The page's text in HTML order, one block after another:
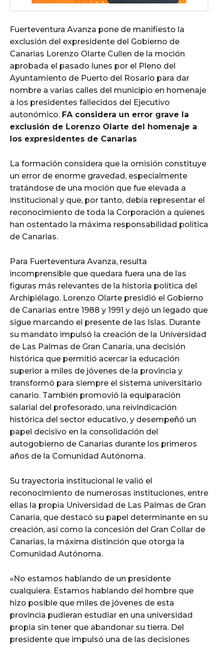
Fuerteventura Avanza pone de manifiesto la
exclusión del expresidente del Gobierno de
Canarias Lorenzo Olarte Cullen de la moción
aprobada el pasado lunes por el Pleno del
Ayuntamiento de Puerto del Rosario para dar
nombre a varias calles del municipio en homenaje
a los presidentes fallecidos del Ejecutivo
autonómico. FA considera un error grave la
exclusión de Lorenzo Olarte del homenaje a
los expresidentes de Canarias
La formación considera que la omisión constituye
un error de enorme gravedad, especialmente
tratándose de una moción que fue elevada a
institucional y que, por tanto, debía representar el
reconocimiento de toda la Corporación a quienes
han ostentado la máxima responsabilidad política
de Canarias.
Para Fuerteventura Avanza, resulta
incomprensible que quedara fuera una de las
figuras más relevantes de la historia política del
Archipiélago. Lorenzo Olarte presidió el Gobierno
de Canarias entre 1988 y 1991 y dejó un legado que
sigue marcando el presente de las Islas. Durante
su mandato impulsó la creación de la Universidad
de Las Palmas de Gran Canaria, una decisión
histórica que permitió acercar la educación
superior a miles de jóvenes de la provincia y
transformó para siempre el sistema universitario
canario. También promovió la equiparación
salarial del profesorado, una reivindicación
histórica del sector educativo, y desempeñó un
papel decisivo en la consolidación del
autogobierno de Canarias durante los primeros
años de la Comunidad Autónoma.
Su trayectoria institucional le valió el
reconocimiento de numerosas instituciones, entre
ellas la propia Universidad de Las Palmas de Gran
Canaria, que destacó su papel determinante en su
creación, así como la concesión del Gran Collar de
Canarias, la máxima distinción que otorga la
Comunidad Autónoma.
«No estamos hablando de un presidente
cualquiera. Estamos hablando del hombre que
hizo posible que miles de jóvenes de esta
provincia pudieran estudiar en una universidad
propia sin tener que abandonar su tierra. Del
presidente que impulsó una de las decisiones